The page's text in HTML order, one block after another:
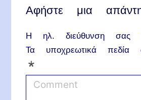
Αφήστε μια
Η ηλ. διεύθυνση σας
Τα υποχρεωτικά πεδία
*